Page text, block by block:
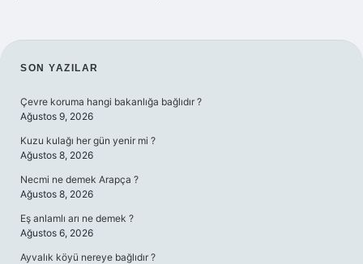
SIDEBAR
SON YAZILAR
Çevre koruma hangi bakanlığa bağlıdır ?
Ağustos 9, 2026
Kuzu kulağı her gün yenir mi ?
Ağustos 8, 2026
Necmi ne demek Arapça ?
Ağustos 8, 2026
Eş anlamlı arı ne demek ?
Ağustos 6, 2026
Ayvalık köyü nereye bağlıdır ?